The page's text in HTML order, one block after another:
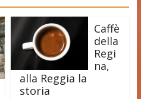
Caffè
della
Regi
na,
alla Reggia la
storia